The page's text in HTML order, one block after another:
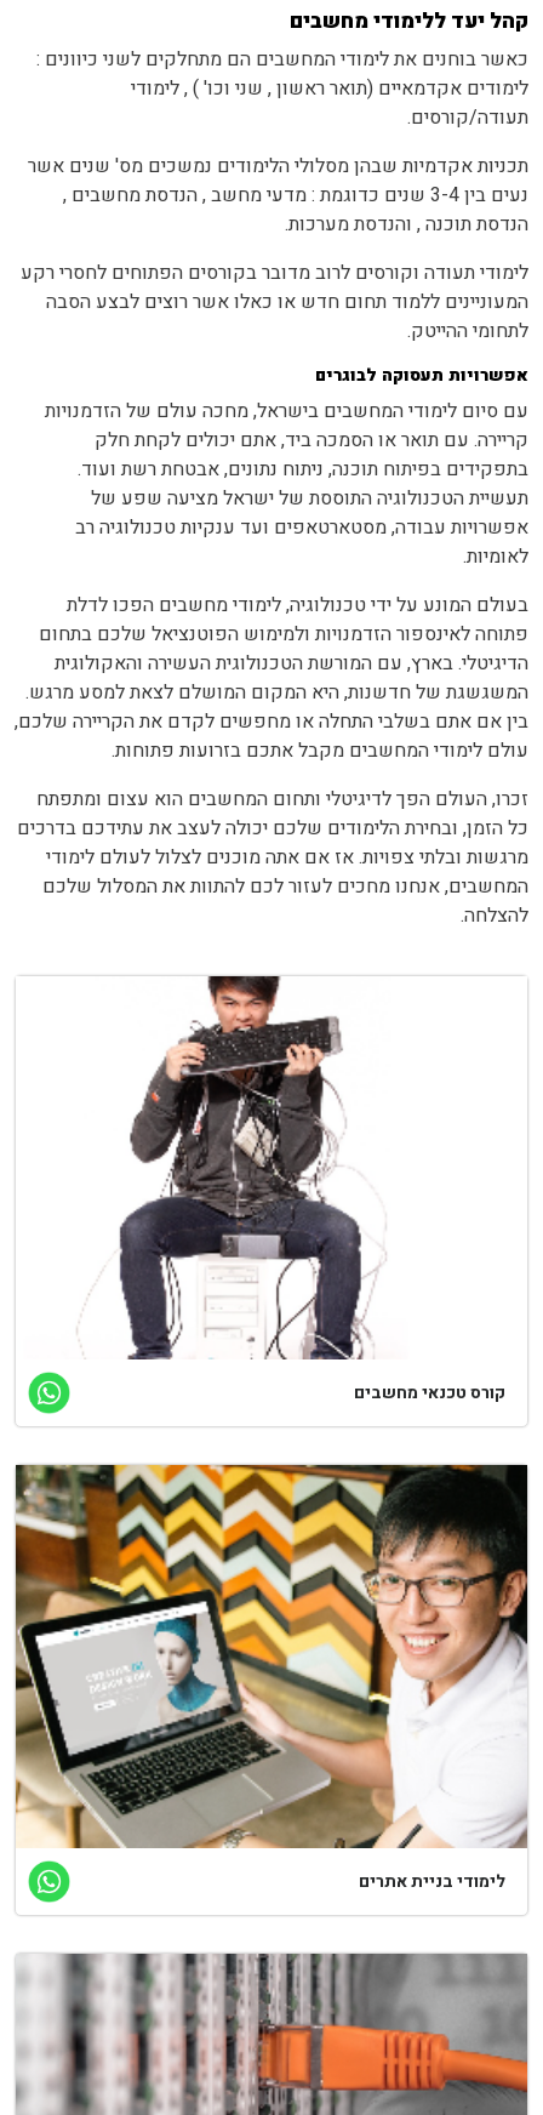
קהל יעד ללימודי מחשבים
כאשר בוחנים את לימודי המחשבים הם מתחלקים לשני כיוונים :
לימודים אקדמאיים (תואר ראשון , שני וכו' ) , לימודי
תעודה/קורסים.
תכניות אקדמיות שבהן מסלולי הלימודים נמשכים מס' שנים אשר
נעים בין 3-4 שנים כדוגמת : מדעי מחשב , הנדסת מחשבים ,
הנדסת תוכנה , והנדסת מערכות.
לימודי תעודה וקורסים לרוב מדובר בקורסים הפתוחים לחסרי רקע
המעוניינים ללמוד תחום חדש או כאלו אשר רוצים לבצע הסבה
לתחומי ההייטק.
אפשרויות תעסוקה לבוגרים
עם סיום לימודי המחשבים בישראל, מחכה עולם של הזדמנויות
קריירה. עם תואר או הסמכה ביד, אתם יכולים לקחת חלק
בתפקידים בפיתוח תוכנה, ניתוח נתונים, אבטחת רשת ועוד.
תעשיית הטכנולוגיה התוססת של ישראל מציעה שפע של
אפשרויות עבודה, מסטארטאפים ועד ענקיות טכנולוגיה רב
לאומיות.
בעולם המונע על ידי טכנולוגיה, לימודי מחשבים הפכו לדלת
פתוחה לאינספור הזדמנויות ולמימוש הפוטנציאל שלכם בתחום
הדיגיטלי. בארץ, עם המורשת הטכנולוגית העשירה והאקולוגית
המשגשגת של חדשנות, היא המקום המושלם לצאת למסע מרגש.
בין אם אתם בשלבי התחלה או מחפשים לקדם את הקריירה שלכם,
עולם לימודי המחשבים מקבל אתכם בזרועות פתוחות.
זכרו, העולם הפך לדיגיטלי ותחום המחשבים הוא עצום ומתפתח
כל הזמן, ובחירת הלימודים שלכם יכולה לעצב את עתידכם בדרכים
מרגשות ובלתי צפויות. אז אם אתה מוכנים לצלול לעולם לימודי
המחשבים, אנחנו מחכים לעזור לכם להתוות את המסלול שלכם
להצלחה.
קורס טכנאי מחשבים
לימודי בניית אתרים